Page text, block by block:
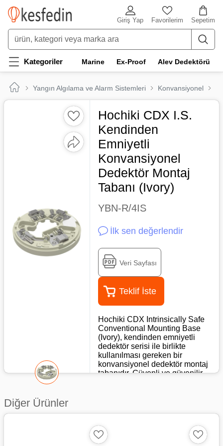
Sepetim
Favorilerim
Giriş Yap
Kategoriler Marine Ex-Proof Alev Dedektörü
Yangın Algılama ve Alarm Sistemleri Konvansiyonel
Hochiki CDX I.S.
Kendinden
Emniyetli
Konvansiyonel
Dedektör Montaj
Tabanı (Ivory)
YBN-R/4IS
İlk sen değerlendir
Veri Sayfası
Teklif İste
Hochiki CDX Intrinsically Safe
Conventional Mounting Base
(Ivory), kendinden emniyetli
dedektör serisi ile birlikte
kullanılması gereken bir
konvansiyonel dedektör montaj
tabanıdır. Güvenli ve güvenilir
nedenle yangın ihbar butonları
kullanılıyorsa, bunlar önce
Diğer Ürünler